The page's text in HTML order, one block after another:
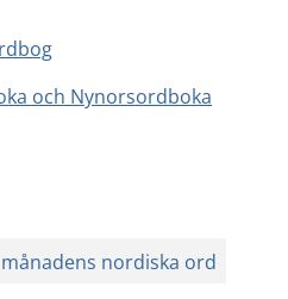
och Nynorsordboka
månadens nordiska ord